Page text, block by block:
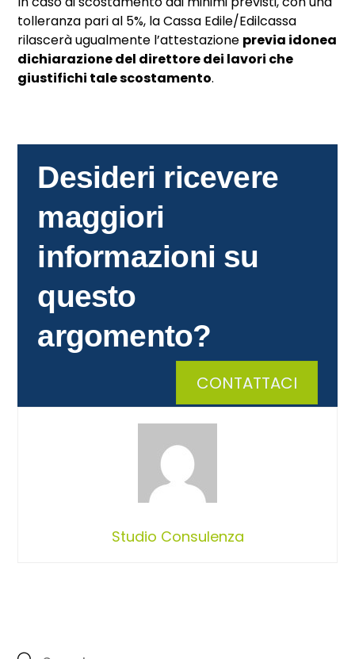
tolleranza pari al 5%, la Cassa Edile/Edilcassa
rilascerà ugualmente l’attestazione previa idonea
dichiarazione del direttore dei lavori che
giustifichi tale scostamento.
Desideri ricevere
maggiori
informazioni su
questo
argomento?
CONTATTACI
Studio Consulenza